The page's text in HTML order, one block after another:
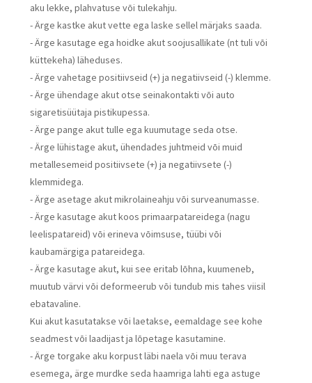
aku lekke, plahvatuse või tulekahju.
- Ärge kastke akut vette ega laske sellel märjaks saada.
- Ärge kasutage ega hoidke akut soojusallikate (nt tuli või
küttekeha) läheduses.
- Ärge vahetage positiivseid (+) ja negatiivseid (-) klemme.
- Ärge ühendage akut otse seinakontakti või auto
sigaretisüütaja pistikupessa.
- Ärge pange akut tulle ega kuumutage seda otse.
- Ärge lühistage akut, ühendades juhtmeid või muid
metallesemeid positiivsete (+) ja negatiivsete (-)
klemmidega.
- Ärge asetage akut mikrolaineahju või surveanumasse.
- Ärge kasutage akut koos primaarpatareidega (nagu
leelispatareid) või erineva võimsuse, tüübi või
kaubamärgiga patareidega.
- Ärge kasutage akut, kui see eritab lõhna, kuumeneb,
muutub värvi või deformeerub või tundub mis tahes viisil
ebatavaline.
Kui akut kasutatakse või laetakse, eemaldage see kohe
seadmest või laadijast ja lõpetage kasutamine.
- Ärge torgake aku korpust läbi naela või muu terava
esemega, ärge murdke seda haamriga lahti ega astuge